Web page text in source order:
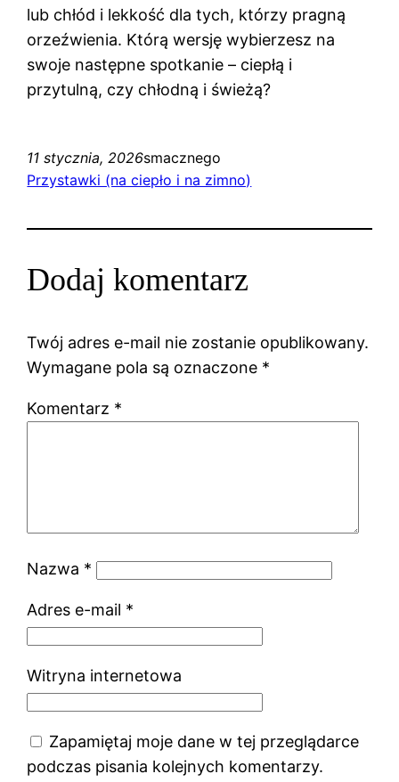
lub chłód i lekkość dla tych, którzy pragną
orzeźwienia. Którą wersję wybierzesz na
swoje następne spotkanie – ciepłą i
przytulną, czy chłodną i świeżą?
11 stycznia, 2026smacznego
Przystawki (na ciepło i na zimno)
Dodaj komentarz
Twój adres e-mail nie zostanie opublikowany.
Wymagane pola są oznaczone *
Komentarz *
Nazwa *
Adres e-mail *
Witryna internetowa
Zapamiętaj moje dane w tej przeglądarce
podczas pisania kolejnych komentarzy.